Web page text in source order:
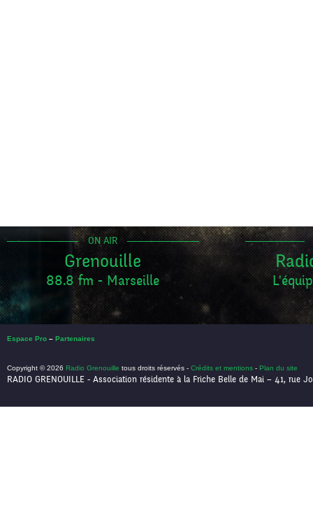
ON AIR
Grenouille
88.8 fm - Marseille
Espace Pro – Partenaires
Copyright © 2026 Radio Grenouille tous droits réservés - Crédits et mentions - Plan du site
RADIO GRENOUILLE - Association résidente à la Friche Belle de Mai – 41, rue